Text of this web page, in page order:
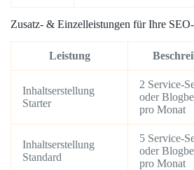
Zusatz- & Einzelleistungen für Ihre
Leistung
Inhaltserstellung
Starter
2 Service-
oder
pro Monat
Inhaltserstellung
Standard
5 Service-
oder
pro Monat